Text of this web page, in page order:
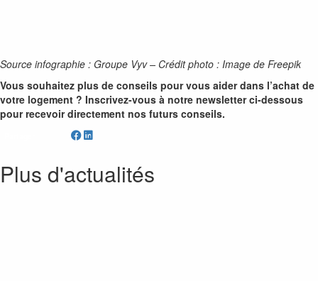
Source infographie : Groupe Vyv – Crédit photo : Image de Freepik
Vous souhaitez plus de conseils pour vous aider dans l’achat de
votre logement ? Inscrivez-vous à notre newsletter ci-dessous
pour recevoir directement nos futurs conseils.
Plus d'actualités